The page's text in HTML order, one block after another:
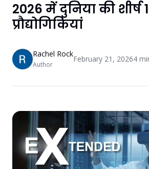
2026 में दुनिया की शीर्ष
प्रौद्योगिकियां
Rachel Rock
Author
February 21, 20264